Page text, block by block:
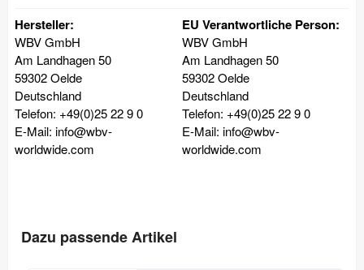
Hersteller:
WBV GmbH
Am Landhagen 50
59302 Oelde
Deutschland
Telefon: +49(0)25 22 9 0
E-Mail: info@wbv-
worldwide.com
EU Verantwortliche Person:
WBV GmbH
Am Landhagen 50
59302 Oelde
Deutschland
Telefon: +49(0)25 22 9 0
E-Mail: info@wbv-
worldwide.com
Dazu passende Artikel